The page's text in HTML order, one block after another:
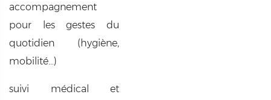
accompagnement
pour les gestes du
quotidien (hygiène,
mobilité…)
suivi médical et